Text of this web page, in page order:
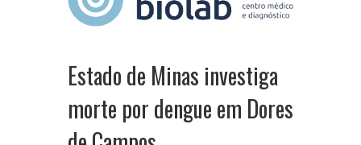
Estado de Minas investiga
morte por dengue em Dores